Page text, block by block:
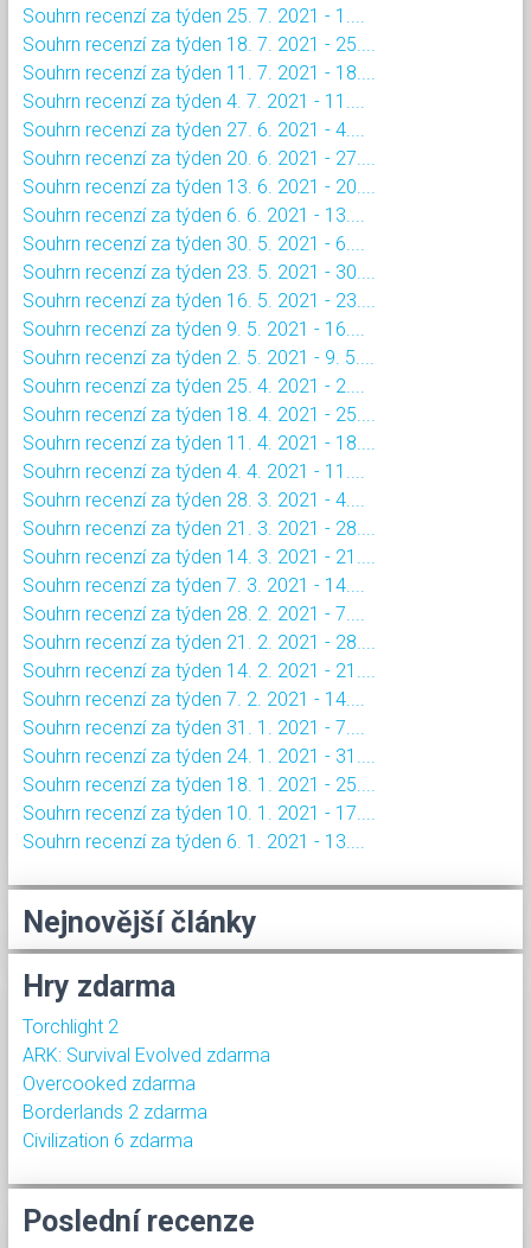
Souhrn recenzí za týden 25. 7. 2021 - 1....
Souhrn recenzí za týden 18. 7. 2021 - 25....
Souhrn recenzí za týden 11. 7. 2021 - 18....
Souhrn recenzí za týden 4. 7. 2021 - 11....
Souhrn recenzí za týden 27. 6. 2021 - 4....
Souhrn recenzí za týden 20. 6. 2021 - 27....
Souhrn recenzí za týden 13. 6. 2021 - 20....
Souhrn recenzí za týden 6. 6. 2021 - 13....
Souhrn recenzí za týden 30. 5. 2021 - 6....
Souhrn recenzí za týden 23. 5. 2021 - 30....
Souhrn recenzí za týden 16. 5. 2021 - 23....
Souhrn recenzí za týden 9. 5. 2021 - 16....
Souhrn recenzí za týden 2. 5. 2021 - 9. 5....
Souhrn recenzí za týden 25. 4. 2021 - 2....
Souhrn recenzí za týden 18. 4. 2021 - 25....
Souhrn recenzí za týden 11. 4. 2021 - 18....
Souhrn recenzí za týden 4. 4. 2021 - 11....
Souhrn recenzí za týden 28. 3. 2021 - 4....
Souhrn recenzí za týden 21. 3. 2021 - 28....
Souhrn recenzí za týden 14. 3. 2021 - 21....
Souhrn recenzí za týden 7. 3. 2021 - 14....
Souhrn recenzí za týden 28. 2. 2021 - 7....
Souhrn recenzí za týden 21. 2. 2021 - 28....
Souhrn recenzí za týden 14. 2. 2021 - 21....
Souhrn recenzí za týden 7. 2. 2021 - 14....
Souhrn recenzí za týden 31. 1. 2021 - 7....
Souhrn recenzí za týden 24. 1. 2021 - 31....
Souhrn recenzí za týden 18. 1. 2021 - 25....
Souhrn recenzí za týden 10. 1. 2021 - 17....
Souhrn recenzí za týden 6. 1. 2021 - 13....
Nejnovější články
Hry zdarma
Torchlight 2
ARK: Survival Evolved zdarma
Overcooked zdarma
Borderlands 2 zdarma
Civilization 6 zdarma
Poslední recenze